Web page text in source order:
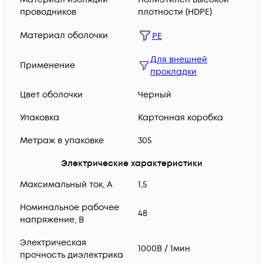
проводников
плотности (HDPE)
Материал оболочки PE
Применение
Для внешней
прокладки
Цвет оболочки Черный
Упаковка Картонная коробка
Метраж в упаковке 305
Электрические характеристики
Максимальный ток, А
1,5
Номинальное рабочее
напряжение, В
48
Электрическая
прочность диэлектрика
1000В / 1мин